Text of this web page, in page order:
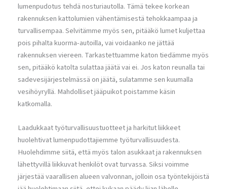
lumenpudotus tehdä nosturiautolla. Tämä tekee korkean
rakennuksen kattolumien vähentämisestä tehokkaampaa ja
turvallisempaa. Selvitämme myös sen, pitääkö lumet kuljettaa
pois pihalta kuorma-autoilla, vai voidaanko ne jättää
rakennuksen viereen. Tarkastettuamme katon tiedämme myös
sen, pitääkö katolta sulattaa jäätä vai ei. Jos katon reunalla tai
sadevesijärjestelmässä on jäätä, sulatamme sen kuumalla
vesihöyryllä. Mahdolliset jääpuikot poistamme käsin
katkomalla.
Laadukkaat työturvallisuustuotteet ja harkitut liikkeet
huolehtivat lumenpudottajiemme työturvallisuudesta.
Huolehdimme siitä, että myös talon asukkaat ja rakennuksen
lähettyvillä liikkuvat henkilöt ovat turvassa. Siksi voimme
järjestää vaarallisen alueen valvonnan, jolloin osa työntekijöistä